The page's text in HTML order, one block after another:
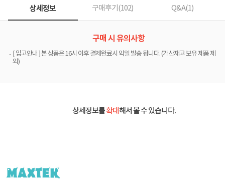
상세정보 구매후기(102) Q&A(1)
구매 시 유의사항
[ 입고안내 ] 본 상품은 16시 이후 결제완료시 익일 발송 됩니다. (가산재고 보유 제품 제
외)
상세정보를확대해서 볼 수 있습니다.